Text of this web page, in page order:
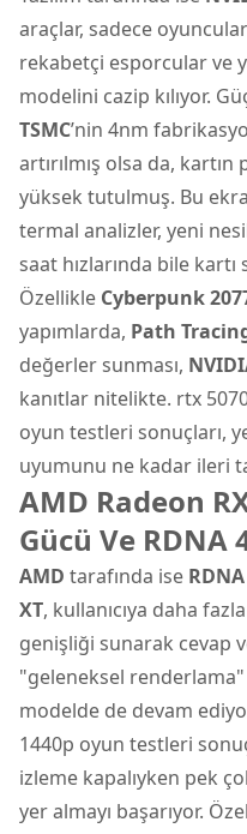
araçlar, sadece
rekabetçi esporcular ve
modelini cazip kılıyor.
TSMC’nin 4nm
artırılmış olsa da,
yüksek tutulmuş. Bu
termal analizler, yeni
saat hızlarında bile
Özellikle Cyberpunk
yapımlarda, Path
değerler sunması,
kanıtlar nitelikte. rtx
oyun testleri sonuçları,
uyumunu ne kadar ileri
AMD Radeon
Gücü Ve RDNA
AMD tarafında ise
XT, kullanıcıya daha fazla
genişliği sunarak cevap
"geleneksel renderlama"
modelde de devam
1440p oyun testleri
izleme kapalıyken pek
yer almayı başarıyor.